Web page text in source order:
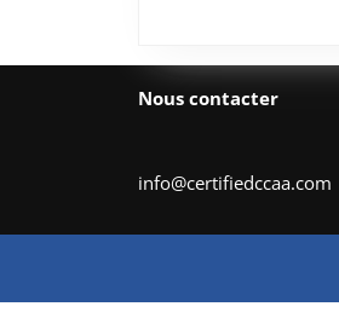
Nous contacter
info@certifiedccaa.com